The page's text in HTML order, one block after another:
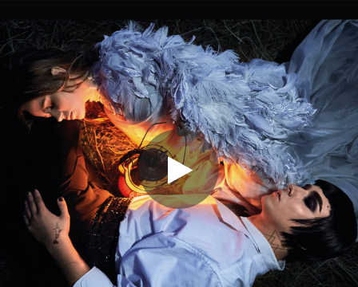
You're all set!
Таємний знак
Таємний знак